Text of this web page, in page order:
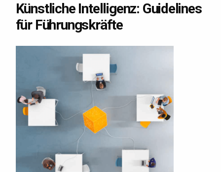
Künstliche Intelligenz: Guidelines
für Führungskräfte